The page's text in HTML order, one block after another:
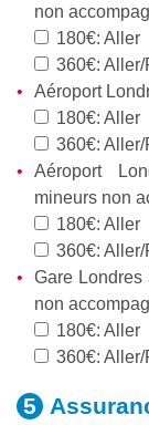
non
180€: Aller
360€: Aller/
Aéroport
180€: Aller
360€: Aller/
Aéroport
mineurs non
180€: Aller
360€: Aller/
Gare Londres
non
180€: Aller
360€: Aller/